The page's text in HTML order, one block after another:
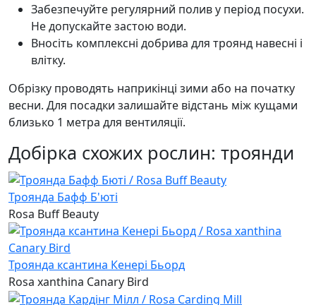
Забезпечуйте регулярний полив у період посухи.
Не допускайте застою води.
Вносіть комплексні добрива для троянд навесні і
влітку.
Обрізку проводять наприкінці зими або на початку
весни. Для посадки залишайте відстань між кущами
близько 1 метра для вентиляції.
Добірка схожих рослин: троянди
Троянда Бафф Б'юті
Rosa Buff Beauty
Троянда ксантина Кенері Бьорд
Rosa xanthina Canary Bird